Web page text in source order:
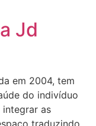
Jd
em 2004, tem
do indivíduo
as
traduzindo